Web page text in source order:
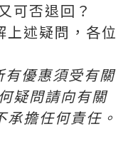
可否退回？
上述疑問，各位
優惠須受有關
疑問請向有關
擔任何責任。